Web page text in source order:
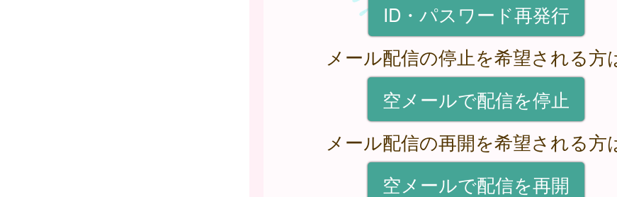
ID・パスワード再発行
メール配信の停止を希望される方
空メールで配信を停止
メール配信の再開を希望される方
空メールで配信を再開